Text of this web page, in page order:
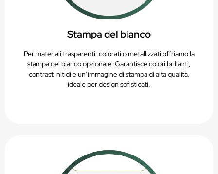
Stampa del bianco
Per materiali trasparenti, colorati o metallizzati offriamo la
stampa del bianco opzionale. Garantisce colori brillanti,
contrasti nitidi e un’immagine di stampa di alta qualità,
ideale per design sofisticati.